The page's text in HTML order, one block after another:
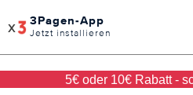
x 3Pagen-App
Jetzt installieren
5€ oder 10€ Rabatt -